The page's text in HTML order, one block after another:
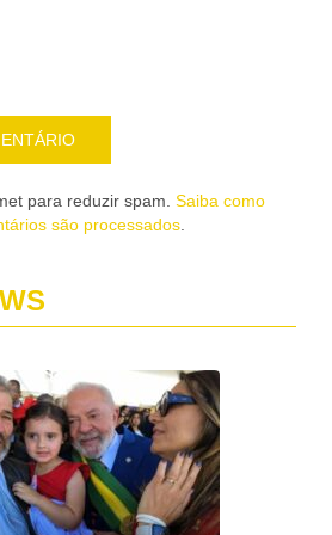
para reduzir spam. Saiba como
são processados